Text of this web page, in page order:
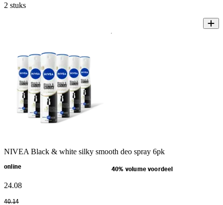
2 stuks
NIVEA Black & white silky smooth deo spray 6pk
online 40% volume voordeel
24.08
40.14